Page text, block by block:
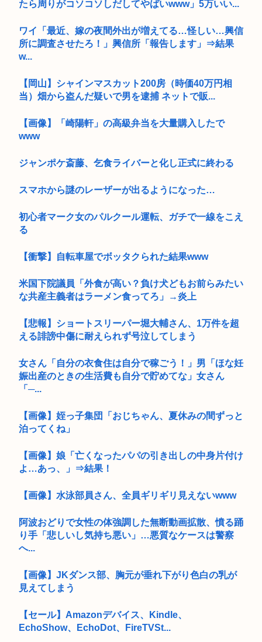
たら周りがコソコソしだしてやばいwww」5万いい...
ワイ「最近、嫁の夜間外出が増えてる…怪しい…興信
所に調査させたろ！」興信所「報告します」⇒結果
w...
【岡山】シャインマスカット200房（時価40万円相
当）畑から盗んだ疑いで男を逮捕 ネットで販...
【画像】「崎陽軒」の高級弁当を大量購入したで
www
ジャンポケ斎藤、乞食ライバーと化し正式に終わる
スマホから謎のレーザーが出るようになった…
初心者マーク女のパルクール運転、ガチで一線をこえ
る
【衝撃】自転車屋でボッタクられた結果www
米国下院議員「外食が高い？負け犬どもお前らみたい
な共産主義者はラーメン食ってろ」→炎上
【悲報】ショートスリーパー堀大輔さん、1万件を超
える誹謗中傷に耐えられず号泣してしまう
女さん「自分の衣食住は自分で稼ごう！」男「ほな妊
娠出産のときの生活費も自分で貯めてな」女さん
「─...
【画像】姪っ子集団「おじちゃん、夏休みの間ずっと
泊ってくね」
【画像】娘「亡くなったパパの引き出しの中身片付け
よ…あっ、」⇒結果！
【画像】水泳部員さん、全員ギリギリ見えないwww
阿波おどりで女性の体強調した無断動画拡散、憤る踊
り手「悲しいし気持ち悪い」…悪質なケースは警察
へ...
【画像】JKダンス部、胸元が垂れ下がり色白の乳が
見えてしまう
【セール】Amazonデバイス、Kindle、
EchoShow、EchoDot、FireTVSt...